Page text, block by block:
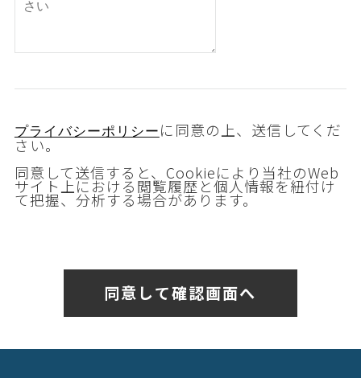
プライバシーポリシー に同意の上、送信してくだ
さい。
同意して送信すると、Cookieにより当社のWeb
サイト上における閲覧履歴と個人情報を紐付け
て把握、分析する場合があります。